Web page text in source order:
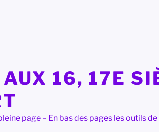
16, 17E
page – En bas des pages les outils